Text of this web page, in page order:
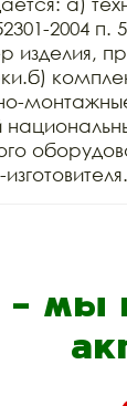
2004 п.
изделия,
- мы